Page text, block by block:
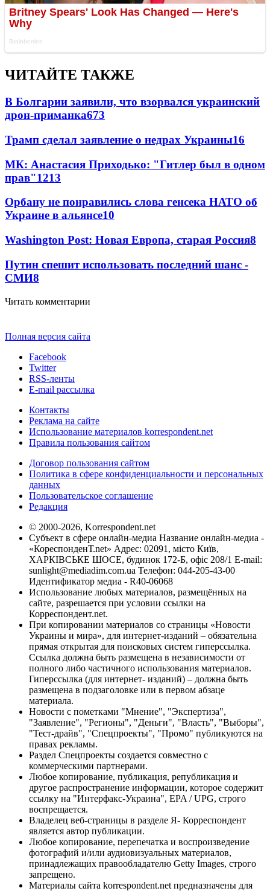
ЧИТАЙТЕ ТАКЖЕ
В Болгарии заявили, что взорвался украинский
дрон-приманка673
Трамп сделал заявление о недрах Украины16
МК: Анастасия Приходько: "Гитлер был в одном
прав"1213
Орбану не понравились слова генсека НАТО об
Украине в альянсе10
Washington Post: Новая Европа, старая Россия8
Путин спешит использовать последний шанс -
СМИ8
Читать комментарии
Полная версия сайта
Facebook
Twitter
RSS-ленты
E-mail рассылка
Контакты
Реклама на сайте
Использование материалов korrespondent.net
Правила пользования сайтом
Договор пользования сайтом
Политика в сфере конфиденциальности и персональных
данных
Пользовательское соглашение
Редакция
© 2000-2026, Korrespondent.net
Субъект в сфере онлайн-медиа Название онлайн-медиа -
«КореспонденТ.net» Адрес: 02091, місто Київ,
ХАРКІВСЬКЕ ШОСЕ, будинок 172-Б, офіс 208/1 E-mail:
sunlight@mediadim.com.ua Телефон: 044-205-43-00
Идентификатор медиа - R40-06068
Использование любых материалов, размещённых на
сайте, разрешается при условии ссылки на
Корреспондент.net.
При копировании материалов со страницы «Новости
Украины и мира», для интернет-изданий – обязательна
прямая открытая для поисковых систем гиперссылка.
Ссылка должна быть размещена в независимости от
полного либо частичного использования материалов.
Гиперссылка (для интернет- изданий) – должна быть
размещена в подзаголовке или в первом абзаце
материала.
Новости с пометками "Мнение", "Экспертиза",
"Заявление", "Регионы", "Деньги", "Власть", "Выборы",
"Тест-драйв", "Спецпроекты", "Промо" публикуются на
правах рекламы.
Раздел Спецпроекты создается совместно с
коммерческими партнерами.
Любое копирование, публикация, републикация и
другое распространение информации, которое содержит
ссылку на "Интерфакс-Украина", EPA / UPG, строго
воспрещается.
Владелец веб-страницы в разделе Я- Корреспондент
является автор публикации.
Любое копирование, перепечатка и воспроизведение
фотографий и/или аудиовизуальных материалов,
принадлежащих правообладателю Getty Images, строго
запрещено.
Материалы сайта korrespondent.net предназначены для